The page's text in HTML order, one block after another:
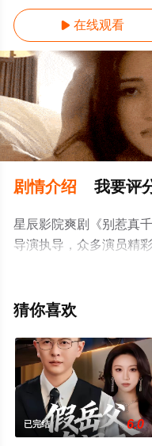
 在线观看
剧情介绍 我要评
星辰影院爽剧《别惹真
导演执导，众多演员精
已揭晓（已完结），手
剧情信息可移步至豆瓣
猜你喜欢
已完结 6.0